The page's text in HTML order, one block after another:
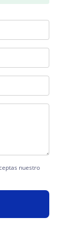
nuestro